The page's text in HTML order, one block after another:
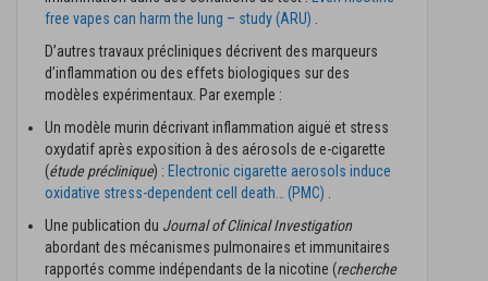
free vapes can harm the lung – study (ARU) .
D’autres travaux précliniques décrivent des marqueurs
d’inflammation ou des effets biologiques sur des
modèles expérimentaux. Par exemple :
Un modèle murin décrivant inflammation aiguë et stress
oxydatif après exposition à des aérosols de e-cigarette
(étude préclinique) : Electronic cigarette aerosols induce
oxidative stress-dependent cell death… (PMC) .
Une publication du Journal of Clinical Investigation
abordant des mécanismes pulmonaires et immunitaires
rapportés comme indépendants de la nicotine (recherche